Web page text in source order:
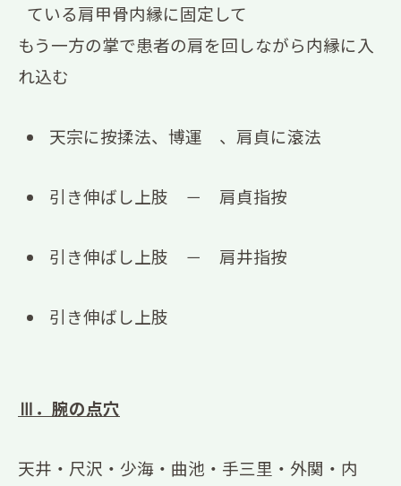
ている肩甲骨内縁に固定して
もう一方の掌で患者の肩を回しながら内縁に入
れ込む
天宗に按揉法、博運 、肩貞に滾法
引き伸ばし上肢 － 肩貞指按
引き伸ばし上肢 － 肩井指按
引き伸ばし上肢
Ⅲ．腕の点穴
天井・尺沢・少海・曲池・手三里・外関・内